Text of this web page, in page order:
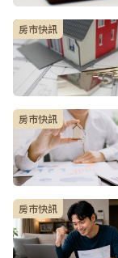
房市快訊
房市快訊
房市快訊